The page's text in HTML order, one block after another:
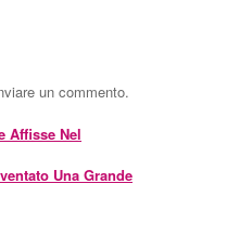
un commento.
Affisse Nel
Una Grande